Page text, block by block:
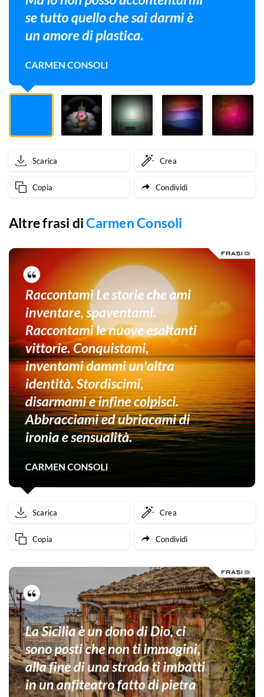
quello
che
sai
darmi
un
amore
di
Scarica Crea
Copia Condividi
Altre frasi diCarmen Consoli
Scarica Crea
Copia Condividi